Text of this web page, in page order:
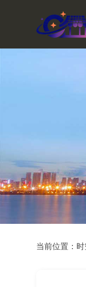
当前位置：